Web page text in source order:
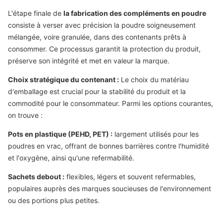
L'étape finale de la fabrication des compléments en poudre
consiste à verser avec précision la poudre soigneusement
mélangée, voire granulée, dans des contenants prêts à
consommer. Ce processus garantit la protection du produit,
préserve son intégrité et met en valeur la marque.
Choix stratégique du contenant : Le choix du matériau
d'emballage est crucial pour la stabilité du produit et la
commodité pour le consommateur. Parmi les options courantes,
on trouve :
Pots en plastique (PEHD, PET) : largement utilisés pour les
poudres en vrac, offrant de bonnes barrières contre l'humidité
et l'oxygène, ainsi qu'une refermabilité.
Sachets debout : flexibles, légers et souvent refermables,
populaires auprès des marques soucieuses de l'environnement
ou des portions plus petites.